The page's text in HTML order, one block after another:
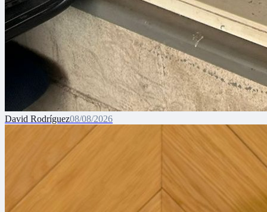
David Rodríguez08/08/2026